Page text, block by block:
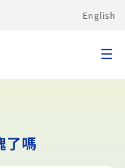
English
了嗎